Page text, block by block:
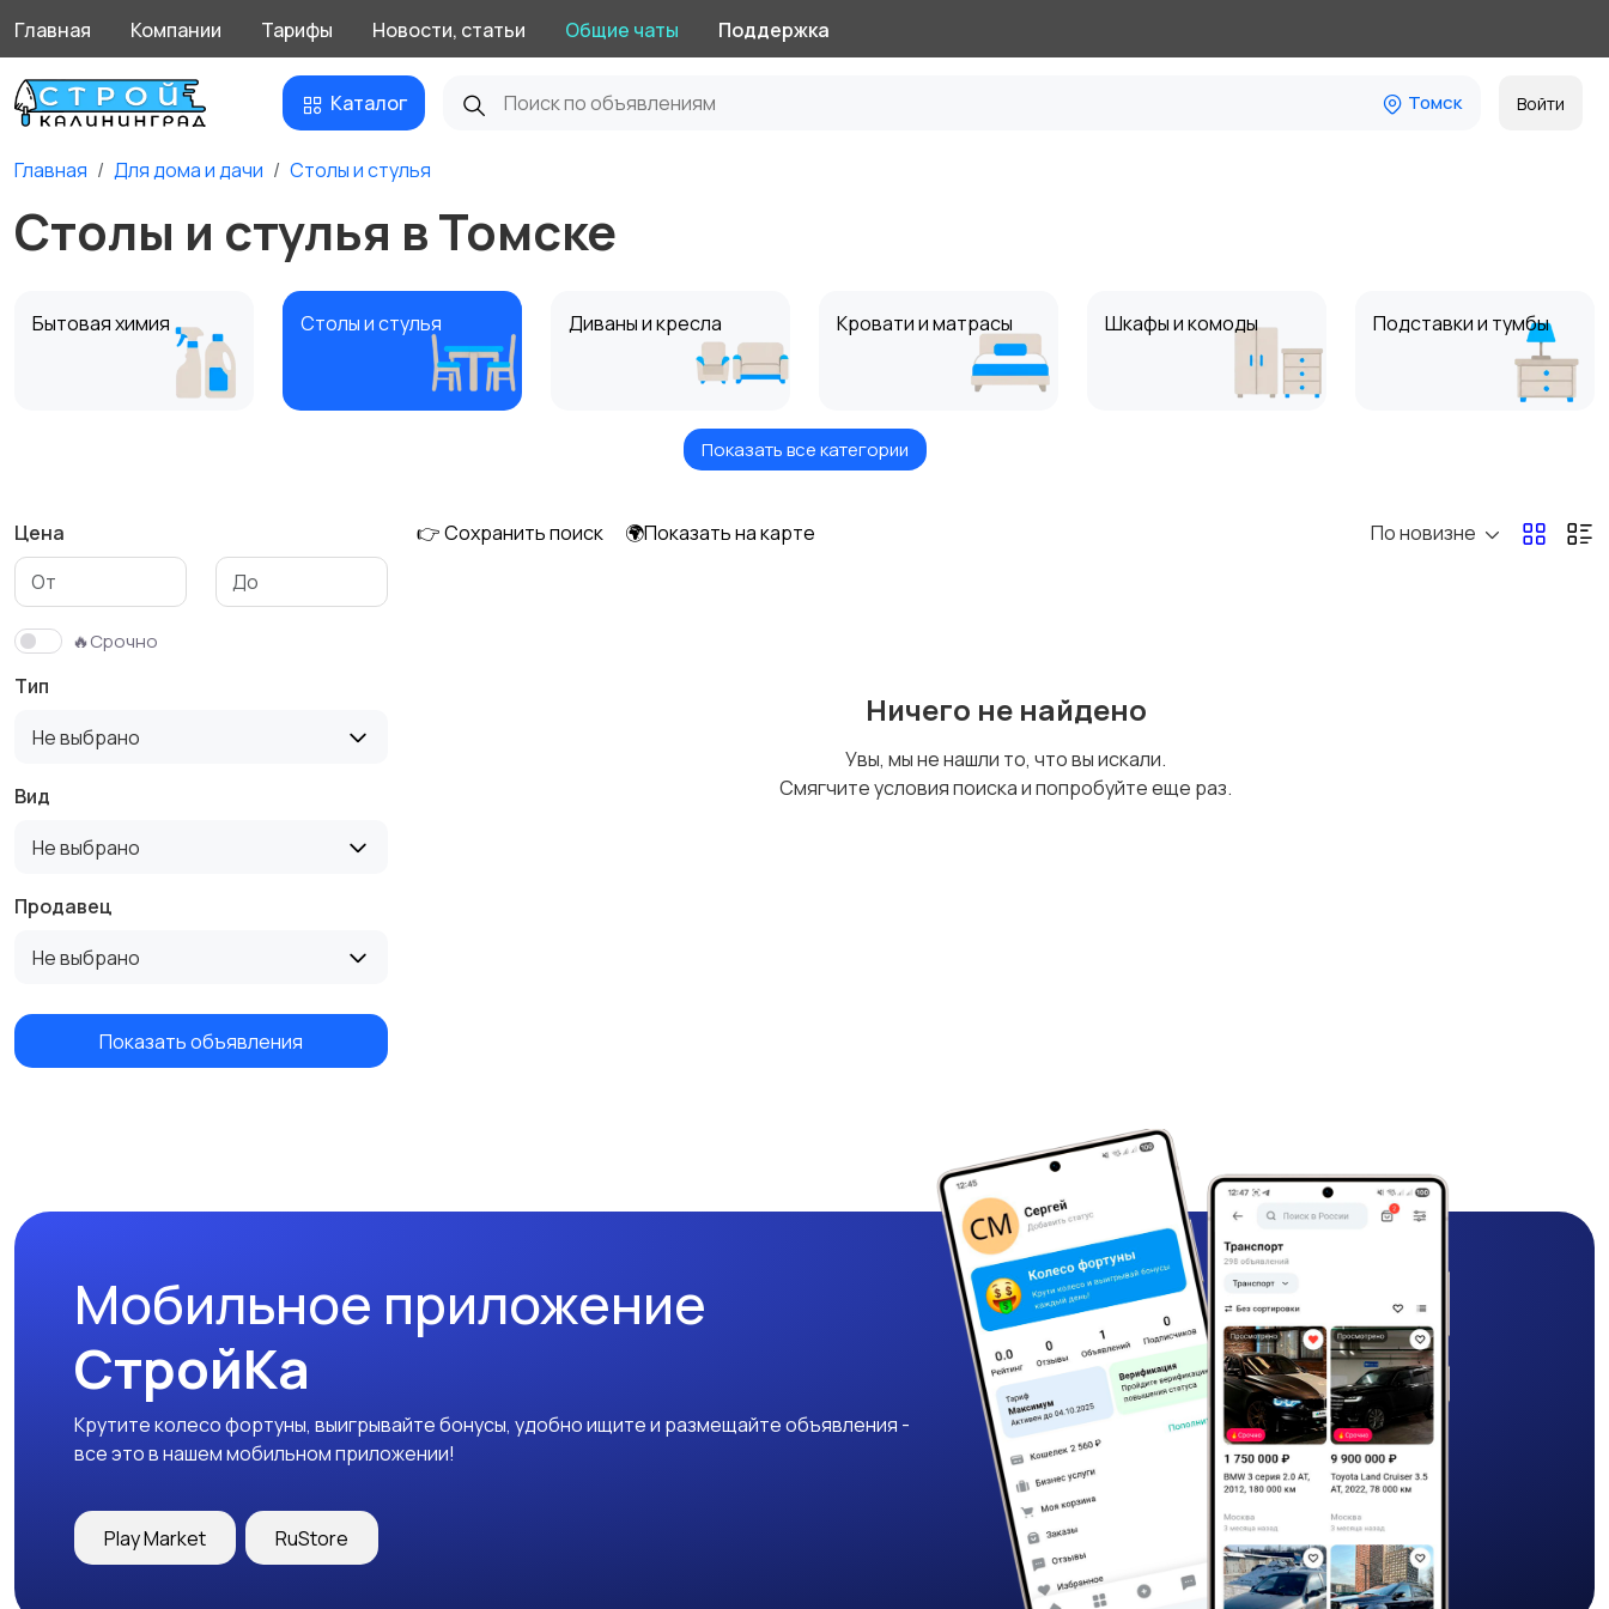
Главная Компании Тарифы Новости, статьи Общие чаты Поддержка
Каталог Томск Войти
Главная Для дома и дачи Столы и стулья
Столы и стулья в Томске
Бытовая химия Столы и стулья Диваны и кресла Кровати и матрасы Шкафы и комоды Подставки и тумбы
Оформление
Текстиль и ковры
Садовая мебель
Показать все категории
Цена
🔥Срочно
Тип
Не выбрано
Вид
Не выбрано
Продавец
Не выбрано
Показать объявления
👉 Сохранить поиск 🌍Показать на карте По новизне
Ничего не найдено
Увы, мы не нашли то, что вы искали.
Смягчите условия поиска и попробуйте еще раз.
Мобильное приложение
СтройКа
Крутите колесо фортуны, выигрывайте бонусы, удобно ищите и размещайте объявления -
все это в нашем мобильном приложении!
Play Market RuStore